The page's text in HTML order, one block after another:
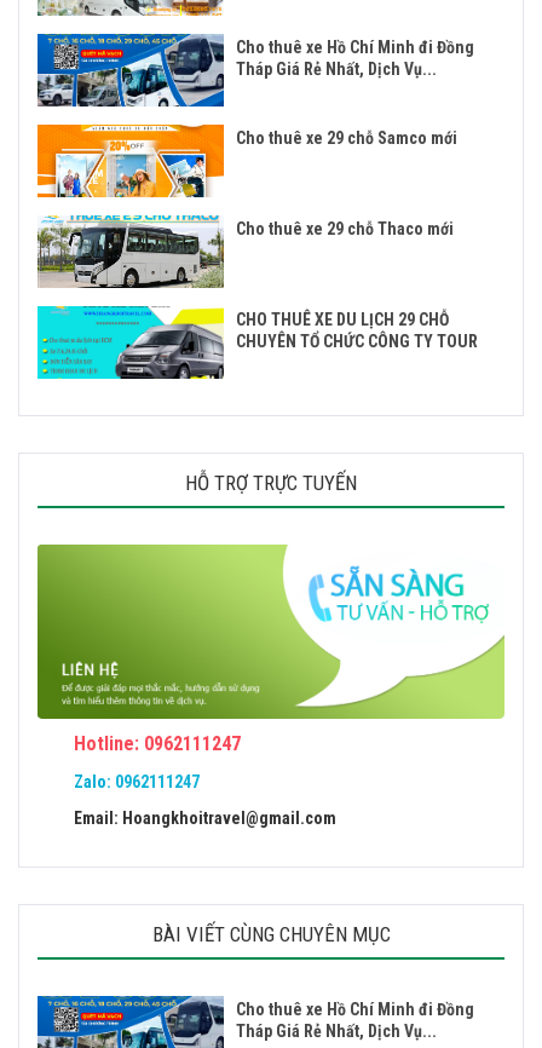
Cho thuê xe Hồ Chí Minh đi Đồng
Tháp Giá Rẻ Nhất, Dịch Vụ...
Cho thuê xe 29 chỗ Samco mới
Cho thuê xe 29 chỗ Thaco mới
CHO THUÊ XE DU LỊCH 29 CHỖ
CHUYÊN TỔ CHỨC CÔNG TY TOUR
HỖ TRỢ TRỰC TUYẾN
Hotline: 0962111247
Zalo: 0962111247
Email: Hoangkhoitravel@gmail.com
BÀI VIẾT CÙNG CHUYÊN MỤC
Cho thuê xe Hồ Chí Minh đi Đồng
Tháp Giá Rẻ Nhất, Dịch Vụ...